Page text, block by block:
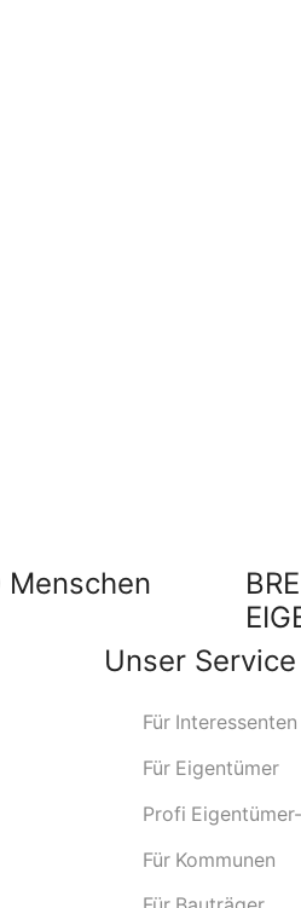
Menschen
Unser Service
Für Interessenten
Für Eigentümer
Profi
Für Kommunen